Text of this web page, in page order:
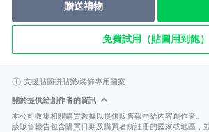
贈送禮物
免費試用（貼圖用到飽）
支援貼圖拼貼樂/裝飾專用圖案
關於提供給創作者的資訊
本公司收集相關購買數據以提供販售報告給內容創作者。
該販售報告包含購買日期及購買者所註冊的國家或地區，